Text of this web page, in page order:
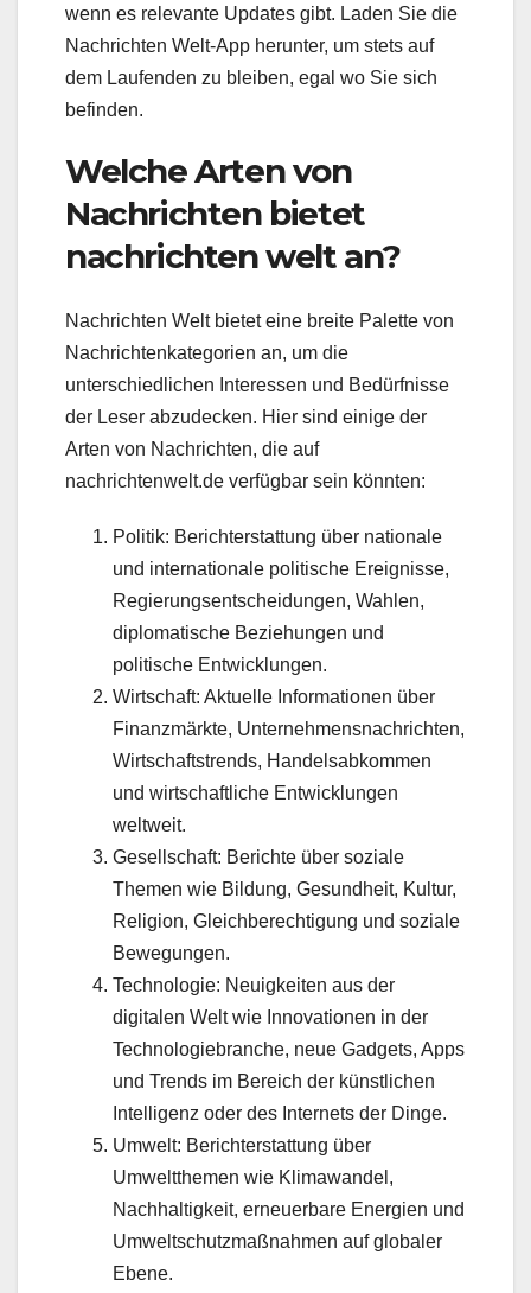
wenn es relevante Updates gibt. Laden Sie die
Nachrichten Welt-App herunter, um stets auf
dem Laufenden zu bleiben, egal wo Sie sich
befinden.
Welche Arten von
Nachrichten bietet
nachrichten welt an?
Nachrichten Welt bietet eine breite Palette von
Nachrichtenkategorien an, um die
unterschiedlichen Interessen und Bedürfnisse
der Leser abzudecken. Hier sind einige der
Arten von Nachrichten, die auf
nachrichtenwelt.de verfügbar sein könnten:
Politik: Berichterstattung über nationale
und internationale politische Ereignisse,
Regierungsentscheidungen, Wahlen,
diplomatische Beziehungen und
politische Entwicklungen.
Wirtschaft: Aktuelle Informationen über
Finanzmärkte, Unternehmensnachrichten,
Wirtschaftstrends, Handelsabkommen
und wirtschaftliche Entwicklungen
weltweit.
Gesellschaft: Berichte über soziale
Themen wie Bildung, Gesundheit, Kultur,
Religion, Gleichberechtigung und soziale
Bewegungen.
Technologie: Neuigkeiten aus der
digitalen Welt wie Innovationen in der
Technologiebranche, neue Gadgets, Apps
und Trends im Bereich der künstlichen
Intelligenz oder des Internets der Dinge.
Umwelt: Berichterstattung über
Umweltthemen wie Klimawandel,
Nachhaltigkeit, erneuerbare Energien und
Umweltschutzmaßnahmen auf globaler
Ebene.